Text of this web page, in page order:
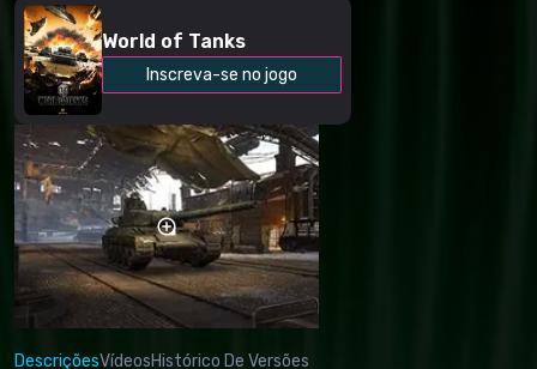
World of Tanks
Inscreva-se no jogo
DescriçõesVídeosHistórico De Versões